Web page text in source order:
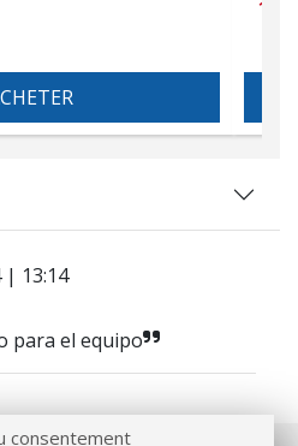
| 13:14
para el equipo
consentement